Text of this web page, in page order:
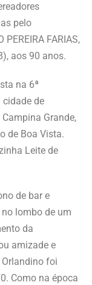
pelo
FARIAS,
aos 90 anos.
na 6ª
cidade de
Grande,
de Boa Vista.
Leite de
de bar e
lombo de um
da
amizade e
foi
Como na época